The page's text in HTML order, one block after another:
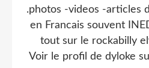
.photos -videos -articles
en Francais souvent
tout sur le rockabilly
Voir le profil de dyloke